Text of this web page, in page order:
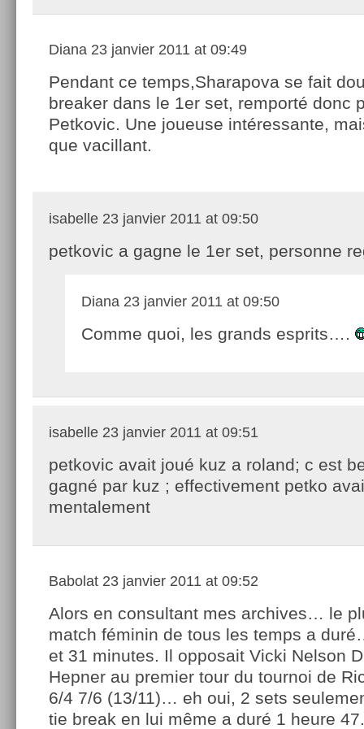
Diana 23 janvier 2011 at 09:49
Pendant ce temps,Sharapova se fait
breaker dans le 1er set, remporté donc
Petkovic. Une joueuse intéressante,
que vacillant.
isabelle 23 janvier 2011 at 09:50
petkovic a gagne le 1er set, personne
Diana 23 janvier 2011 at 09:50
Comme quoi, les grands esprits….
isabelle 23 janvier 2011 at 09:51
petkovic avait joué kuz a roland; c est
gagné par kuz ; effectivement petko
mentalement
Babolat 23 janvier 2011 at 09:52
Alors en consultant mes archives… le
match féminin de tous les temps a
et 31 minutes. Il opposait Vicki Nelson
Hepner au premier tour du tournoi de
6/4 7/6 (13/11)… eh oui, 2 sets
tie break en lui même a duré 1 heure